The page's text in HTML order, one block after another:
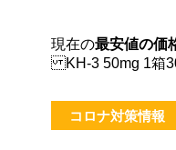
現在の最安値の価
KH-3 50mg 1箱30
コロナ対策情報